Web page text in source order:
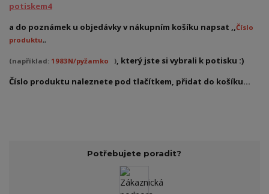
potiskem4
a do poznámek u objedávky v nákupním košíku napsat ,,Číslo
produktu,,
(například: 1983N/pyžamko ), který jste si vybrali k potisku :)
Číslo produktu naleznete pod tlačítkem, přidat do košíku...
Potřebujete poradit?